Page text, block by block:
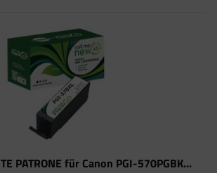
PATRONE für Canon PGI-570PGBK...